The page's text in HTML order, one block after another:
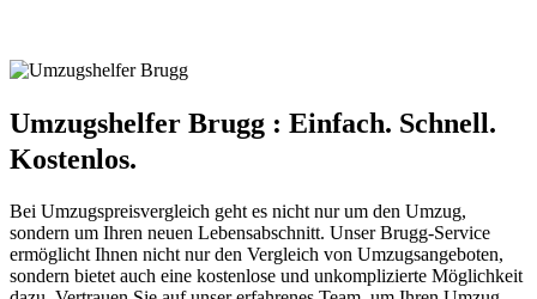
Umzugshelfer Brugg : Einfach. Schnell.
Kostenlos.
Bei Umzugspreisvergleich geht es nicht nur um den Umzug,
sondern um Ihren neuen Lebensabschnitt. Unser Brugg-Service
ermöglicht Ihnen nicht nur den Vergleich von Umzugsangeboten,
sondern bietet auch eine kostenlose und unkomplizierte Möglichkeit